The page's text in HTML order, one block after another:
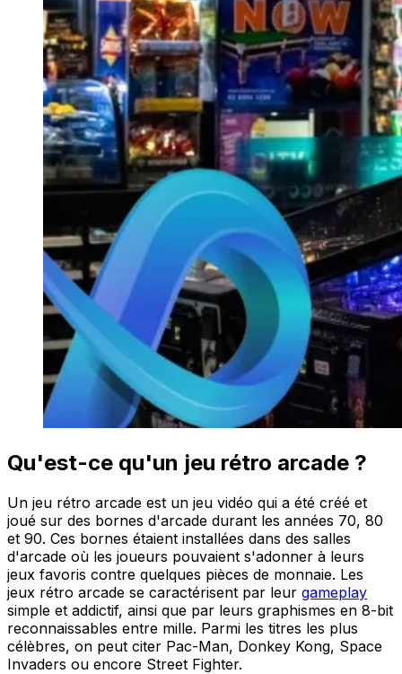
Qu'est-ce qu'un jeu rétro arcade ?
Un jeu rétro arcade est un jeu vidéo qui a été créé et
joué sur des bornes d'arcade durant les années 70, 80
et 90. Ces bornes étaient installées dans des salles
d'arcade où les joueurs pouvaient s'adonner à leurs
jeux favoris contre quelques pièces de monnaie. Les
jeux rétro arcade se caractérisent par leur gameplay
simple et addictif, ainsi que par leurs graphismes en 8-bit
reconnaissables entre mille. Parmi les titres les plus
célèbres, on peut citer Pac-Man, Donkey Kong, Space
Invaders ou encore Street Fighter.